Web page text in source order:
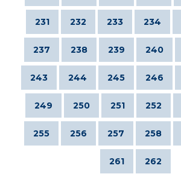
231 232 233 234
237 238 239 240
243 244 245 246
249 250 251 252
255 256 257 258
261 262